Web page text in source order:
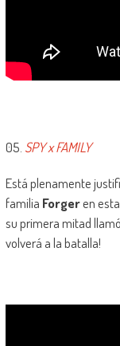
05. SPY x FAMILY
Está plenamente
familia Forgeren esta
su primera mitad
volverá a la batalla!